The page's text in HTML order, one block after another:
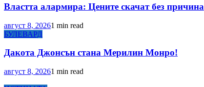
Властта алармира: Цените скачат без причина
август 8, 20261 min read
БУЛЕВАРД
Дакота Джонсън стана Мерилин Монро!
август 8, 20261 min read